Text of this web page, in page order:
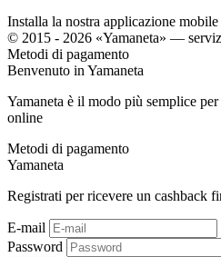
Installa la nostra applicazione mobile
© 2015 - 2026 «Yamaneta» —
Metodi di pagamento
Benvenuto in Yamaneta
Yamaneta è il modo più semplice
online
Metodi di pagamento
Yamaneta
Registrati per ricevere un cashback
E-mail
Password